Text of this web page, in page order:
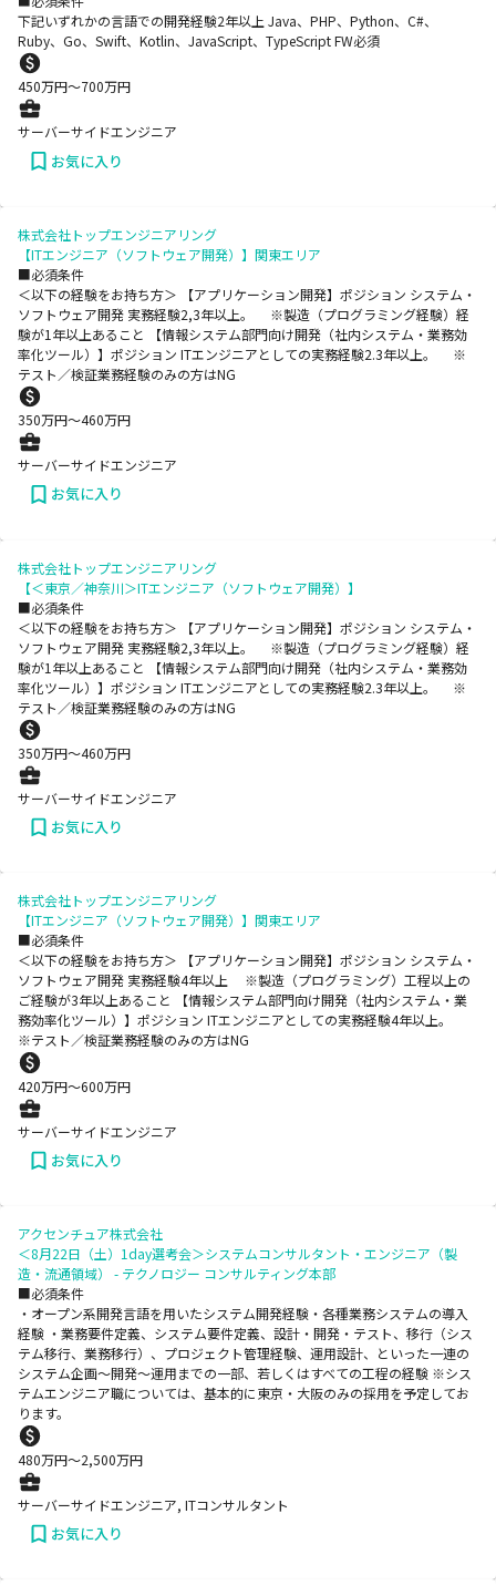
下記いずれかの言語での開発経験2年以上 Java、PHP、Python、C#、
Ruby、Go、Swift、Kotlin、JavaScript、TypeScript FW必須
450万円〜700万円
サーバーサイドエンジニア
お気に入り
株式会社トップエンジニアリング
【ITエンジニア（ソフトウェア開発）】関東エリア
■必須条件
＜以下の経験をお持ち方＞ 【アプリケーション開発】ポジション システム・
ソフトウェア開発 実務経験2,3年以上。 ※製造（プログラミング経験）経
験が1年以上あること 【情報システム部門向け開発（社内システム・業務効
率化ツール）】ポジション ITエンジニアとしての実務経験2.3年以上。 ※
テスト／検証業務経験のみの方はNG
350万円〜460万円
サーバーサイドエンジニア
お気に入り
株式会社トップエンジニアリング
【＜東京／神奈川＞ITエンジニア（ソフトウェア開発）】
■必須条件
＜以下の経験をお持ち方＞ 【アプリケーション開発】ポジション システム・
ソフトウェア開発 実務経験2,3年以上。 ※製造（プログラミング経験）経
験が1年以上あること 【情報システム部門向け開発（社内システム・業務効
率化ツール）】ポジション ITエンジニアとしての実務経験2.3年以上。 ※
テスト／検証業務経験のみの方はNG
350万円〜460万円
サーバーサイドエンジニア
お気に入り
株式会社トップエンジニアリング
【ITエンジニア（ソフトウェア開発）】関東エリア
■必須条件
＜以下の経験をお持ち方＞ 【アプリケーション開発】ポジション システム・
ソフトウェア開発 実務経験4年以上 ※製造（プログラミング）工程以上の
ご経験が3年以上あること 【情報システム部門向け開発（社内システム・業
務効率化ツール）】ポジション ITエンジニアとしての実務経験4年以上。
※テスト／検証業務経験のみの方はNG
420万円〜600万円
サーバーサイドエンジニア
お気に入り
アクセンチュア株式会社
＜8月22日（土）1day選考会＞システムコンサルタント・エンジニア（製
造・流通領域） - テクノロジー コンサルティング本部
■必須条件
・オープン系開発言語を用いたシステム開発経験・各種業務システムの導入
経験 ・業務要件定義、システム要件定義、設計・開発・テスト、移行（シス
テム移行、業務移行）、プロジェクト管理経験、運用設計、といった一連の
システム企画～開発～運用までの一部、若しくはすべての工程の経験 ※シス
テムエンジニア職については、基本的に東京・大阪のみの採用を予定してお
ります。
480万円〜2,500万円
サーバーサイドエンジニア, ITコンサルタント
お気に入り